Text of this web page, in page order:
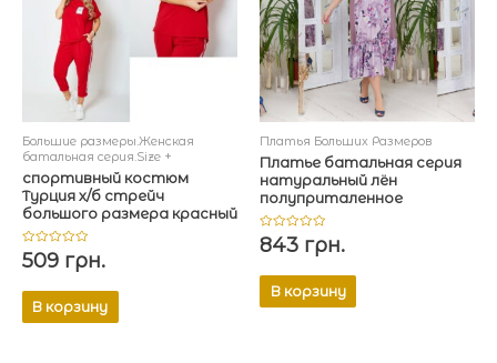
Большие размеры.Женская
батальная серия.Size +
спортивный костюм
Турция х/б стрейч
большого размера красный
Оценка
0
509 грн.
В корзину
Платья Больших Размеров
Платье батальная серия
натуральный лён
полуприталенное
Оценка
0
843 грн.
В корзину